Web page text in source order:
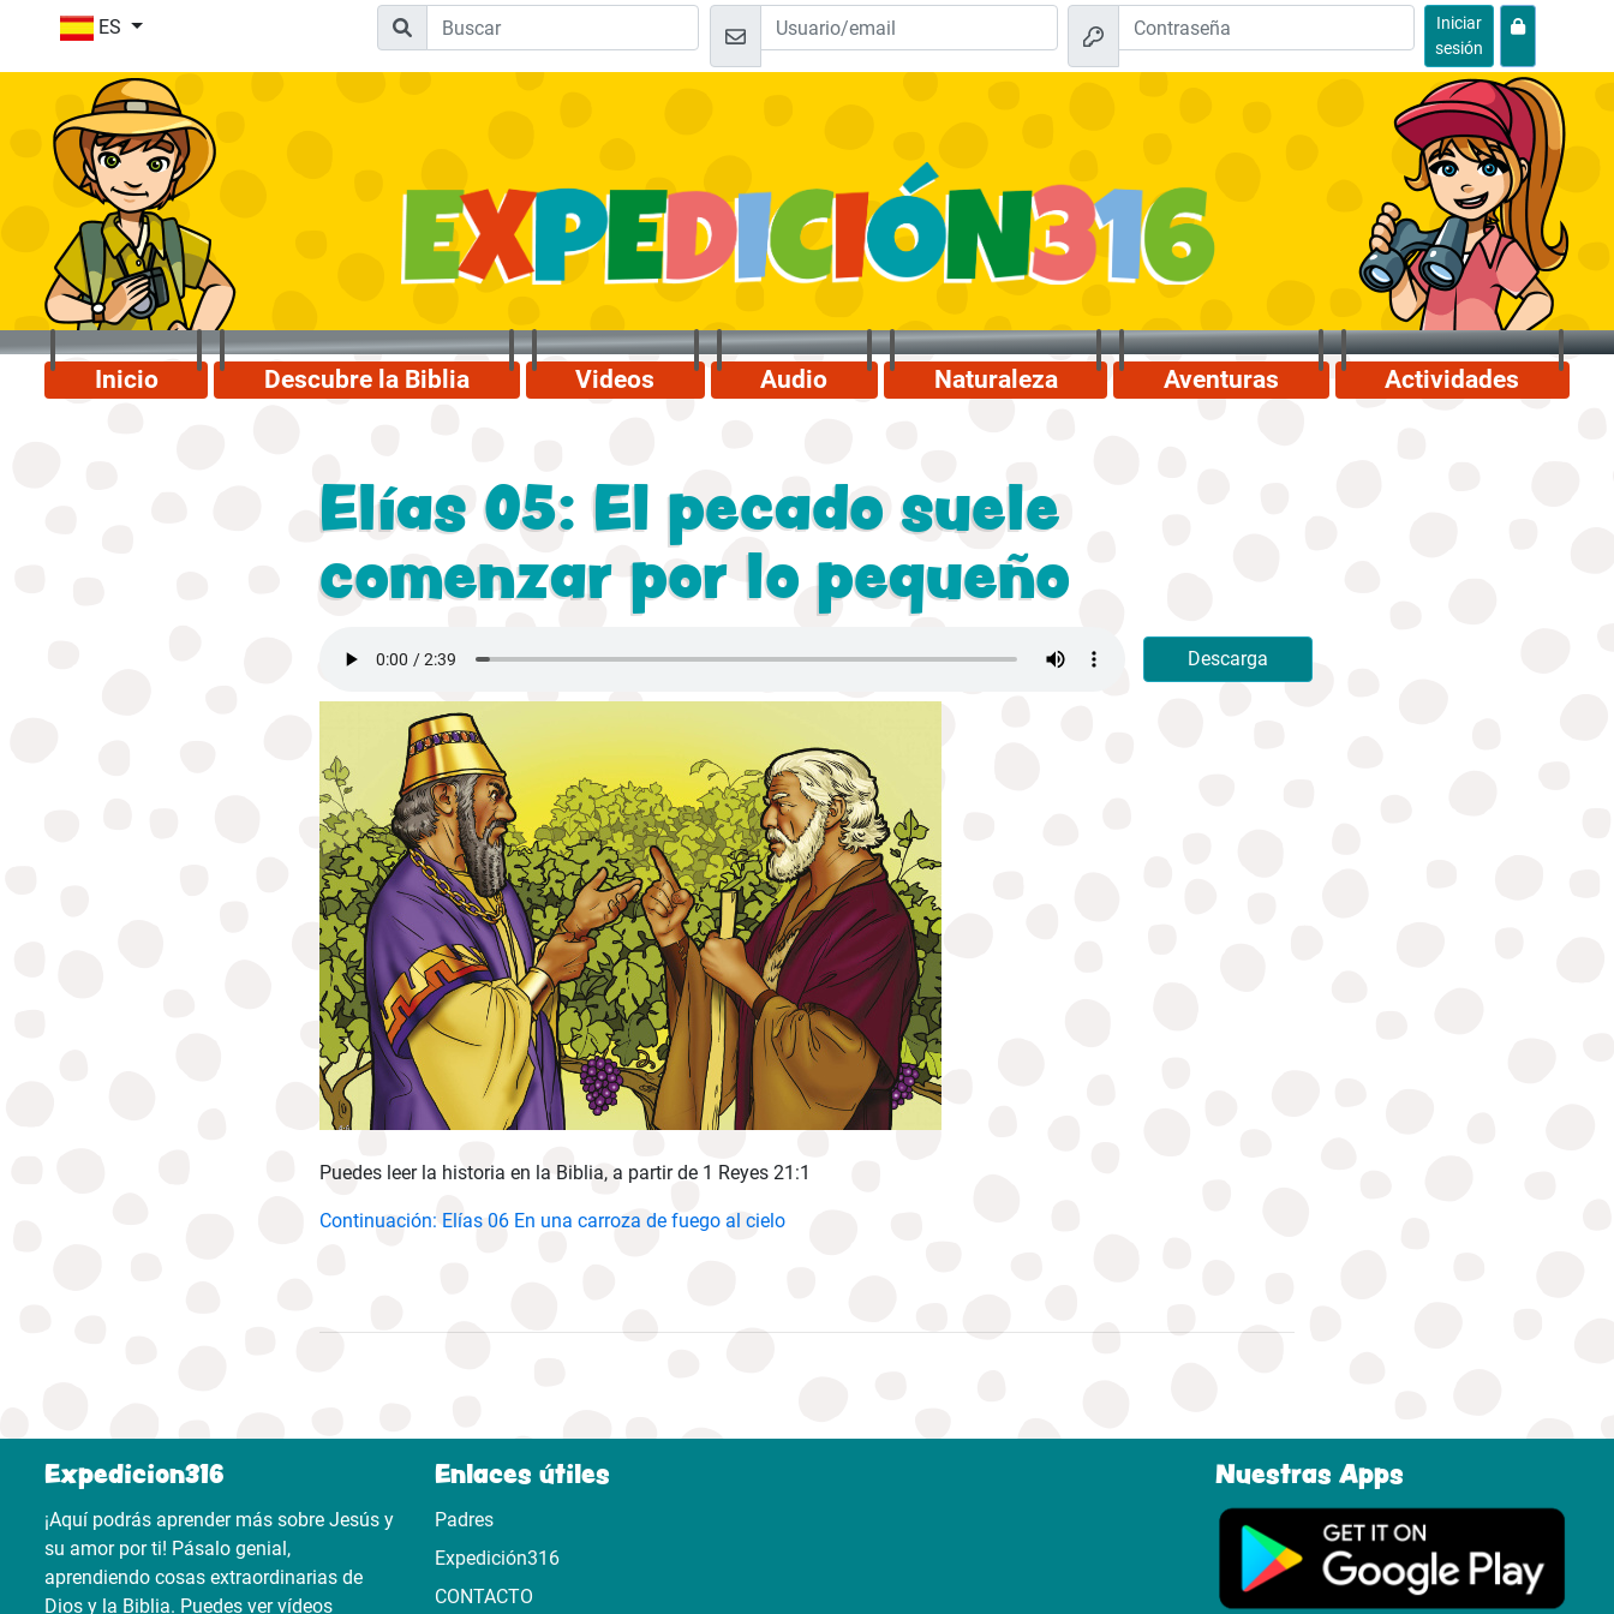
ES
Iniciar
sesión
Inicio Descubre la Biblia Videos Audio Naturaleza Aventuras Actividades
Elías 05: El pecado suele
comenzar por lo pequeño
Descarga
Puedes leer la historia en la Biblia, a partir de 1 Reyes 21:1
Continuación: Elías 06 En una carroza de fuego al cielo
Expedicion316
¡Aquí podrás aprender más sobre Jesús y
su amor por ti! Pásalo genial,
aprendiendo cosas extraordinarias de
Dios y la Biblia. Puedes ver vídeos
Enlaces útiles
Padres
Expedición316
CONTACTO
Nuestras Apps